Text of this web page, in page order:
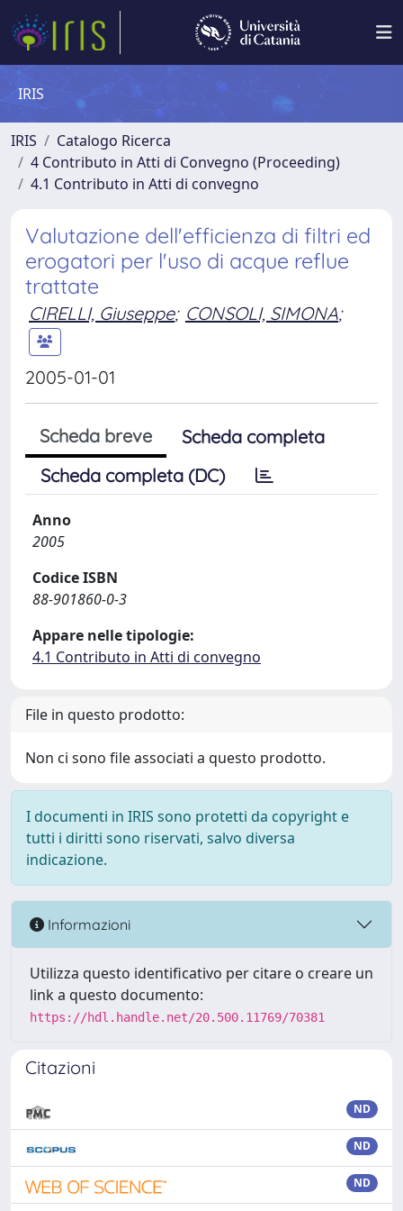
IRIS
IRIS
Catalogo Ricerca
4 Contributo in Atti di Convegno (Proceeding)
4.1 Contributo in Atti di convegno
Valutazione dell'efficienza di filtri ed
erogatori per l'uso di acque reflue
trattate
CIRELLI, Giuseppe; CONSOLI, SIMONA;
2005-01-01
Scheda breve
Scheda completa
Scheda completa (DC)
Anno
2005
Codice ISBN
88-901860-0-3
Appare nelle tipologie:
4.1 Contributo in Atti di convegno
File in questo prodotto:
Non ci sono file associati a questo prodotto.
I documenti in IRIS sono protetti da copyright e
tutti i diritti sono riservati, salvo diversa
indicazione.
Informazioni
Utilizza questo identificativo per citare o creare un
link a questo documento:
https://hdl.handle.net/20.500.11769/70381
Citazioni
ND
ND
ND